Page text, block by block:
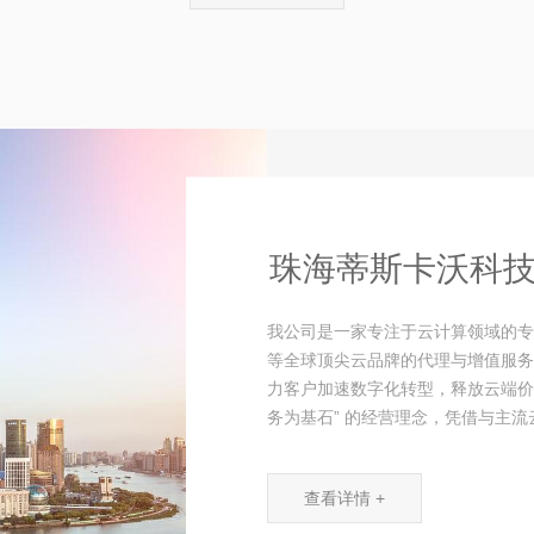
珠海蒂斯卡沃科
我公司是一家专注于云计算领域的
等全球顶尖云品牌的代理与增值服
力客户加速数字化转型，释放云端
务为基石” 的经营理念，凭借与主
查看详情 +